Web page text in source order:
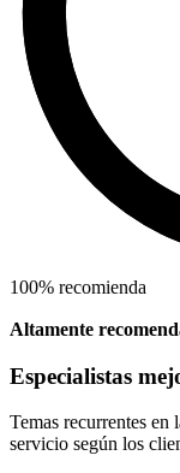
100% recomienda
Altamente
Especialistas
Temas recurrentes en
servicio según los